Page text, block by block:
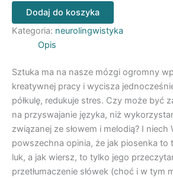
liczba
Neurolingwistyka.
Piosenki
nauce
języka
obcego
Dodaj do koszyka
Kategoria: neurolingwistyka
Opis
Sztuka ma na nasze mózgi ogromny
kreatywnej pracy i wycisza
półkulę, redukuje stres. Czy może być
na przyswajanie języka, niż
związanej ze słowem i melodią? I niech
powszechna opinia, że jak piosenka to
luk, a jak wiersz, to tylko jego
przetłumaczenie słówek (choć i w tym